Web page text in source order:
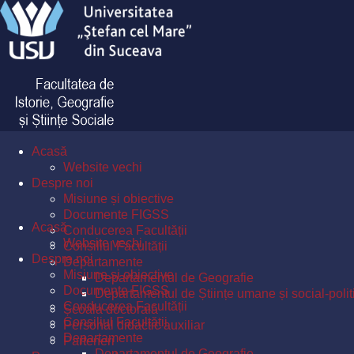
Acasă
Website vechi
Despre noi
Misiune și obiective
Documente FIGSS
Conducerea Facultății
Consiliul Facultății
Departamente
Departamentul de Geografie
Departamentul de Științe umane și social-
Școala doctorală
Personal didactic auxiliar
Parteneri
Acasă
Website vechi
Despre noi
Misiune și obiective
Documente FIGSS
Conducerea Facultății
Consiliul Facultății
Departamente